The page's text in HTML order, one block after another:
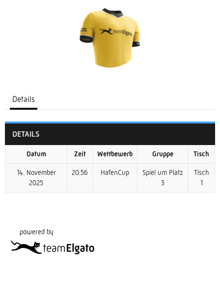
Details
DETAILS
Datum Zeit Wettbewerb Gruppe Tisch
14. November
2025
20:56 HafenCup
Spiel um Platz
3
Tisch
1
powered by